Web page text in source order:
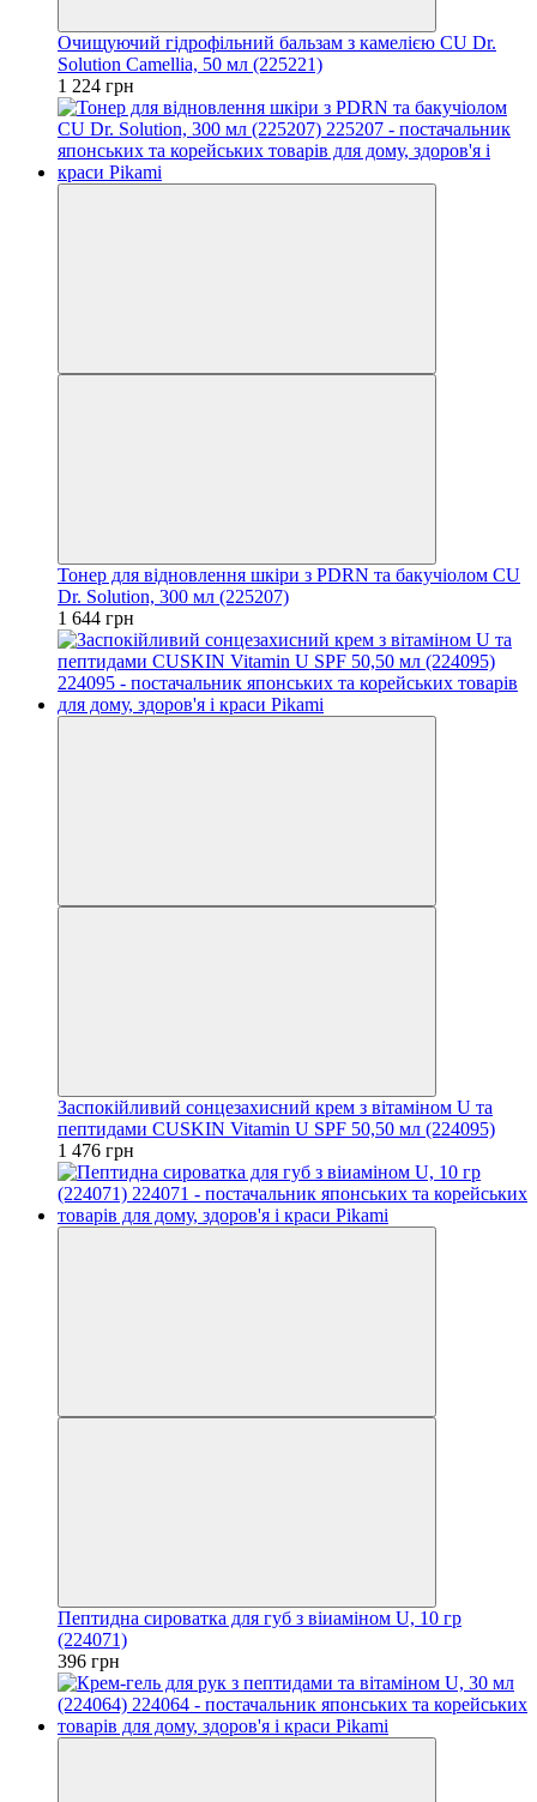
Очищуючий гідрофільний бальзам з камелією CU Dr.
Solution Camellia, 50 мл (225221)
1 224 грн
Тонер для відновлення шкіри з PDRN та бакучіолом CU
Dr. Solution, 300 мл (225207)
1 644 грн
Заспокійливий сонцезахисний крем з вітаміном U та
пептидами CUSKIN Vitamin U SPF 50,50 мл (224095)
1 476 грн
Пептидна сироватка для губ з віиаміном U, 10 гр
(224071)
396 грн